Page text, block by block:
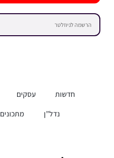
חדשות עסקים
נדל”ן
מתכונים